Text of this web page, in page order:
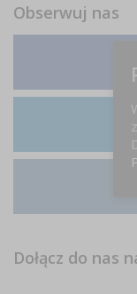
Obserwuj nas
Dołącz do nas